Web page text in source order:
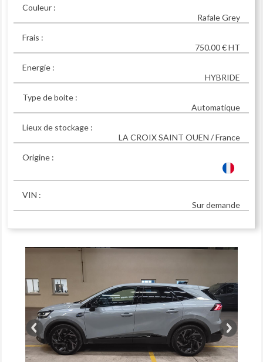
Couleur :
Rafale Grey
Frais :
750.00 € HT
Energie :
HYBRIDE
Type de boite :
Automatique
Lieux de stockage :
LA CROIX SAINT OUEN / France
Origine :
VIN :
Sur demande